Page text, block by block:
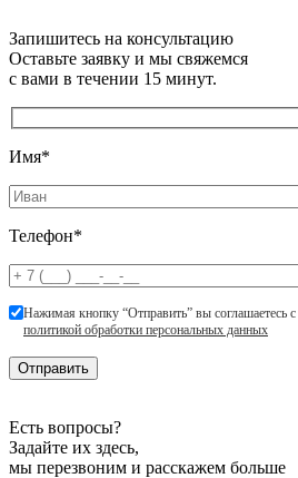
Запишитесь на консультацию
Оставьте заявку и мы свяжемся
с вами в течении 15 минут.
Имя*
Телефон*
Нажимая кнопку “Отправить” вы соглашаетесь с
политикой обработки персональных данных
Есть вопросы?
Задайте их здесь,
мы перезвоним и расскажем больше